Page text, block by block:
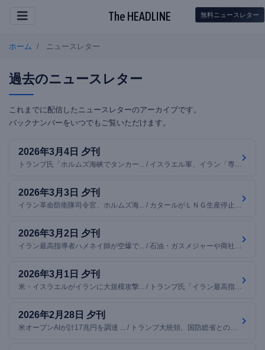
The HEADLINE 無料ニュースレター
ホーム ニュースレター
過去のニュースレター
これまでに配信したニュースレターのアーカイブです。
バックナンバーをいつでもご覧いただけます。
2026年3月4日 夕刊
トランプ氏「ホルムズ海峡でタンカー... / イスラエル軍、イラン「専門家会議」... / トランプ大統領、スペインとの貿易を... / ほか7本
2026年3月3日 夕刊
イラン革命防衛隊司令官、ホルムズ海... / カタールがＬＮＧ生産停止、中東エネ... / トランプ氏、イラン攻撃「4〜5週間... / ほか7本
2026年3月2日 夕刊
イラン最高指導者ハメネイ師が空爆で... / 石油・ガスメジャーや商社、ホルムズ... / ソフトバンクG、OpenAIへ「賭... / ほか7本
2026年3月1日 夕刊
米・イスラエルがイランに大規模攻撃... / トランプ氏「イラン最高指導者ハメネ... / 原油や金・銀が急伸、仮想通貨の24... / ほか7本
2026年2月28日 夕刊
米オープンAIが計17兆円を調達 ... / トランプ大統領、国防総省との対立受... / Netflix、Warner Br... / ほか7本